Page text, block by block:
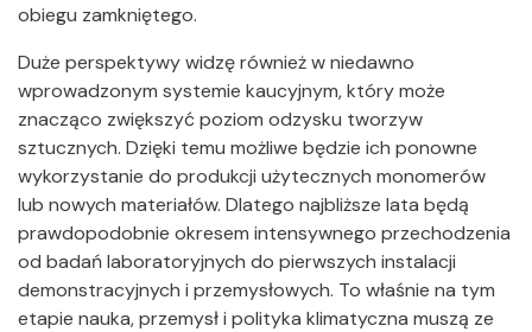
obiegu zamkniętego.
Duże perspektywy widzę również w niedawno
wprowadzonym systemie kaucyjnym, który może
znacząco zwiększyć poziom odzysku tworzyw
sztucznych. Dzięki temu możliwe będzie ich ponowne
wykorzystanie do produkcji użytecznych monomerów
lub nowych materiałów. Dlatego najbliższe lata będą
prawdopodobnie okresem intensywnego przechodzenia
od badań laboratoryjnych do pierwszych instalacji
demonstracyjnych i przemysłowych. To właśnie na tym
etapie nauka, przemysł i polityka klimatyczna muszą ze